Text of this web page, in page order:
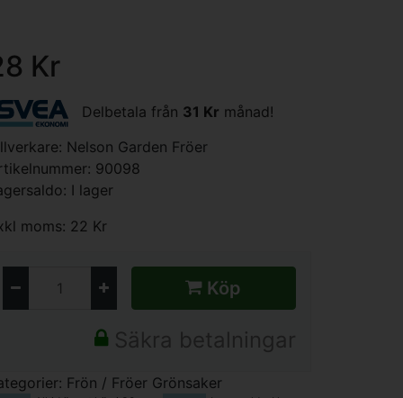
Kr
Delbetala från 31 Kr månad!
Nelson Garden Fröer
90098
I lager
moms: 22 Kr
Köp
Säkra betalningar
Frön / Fröer Grönsaker